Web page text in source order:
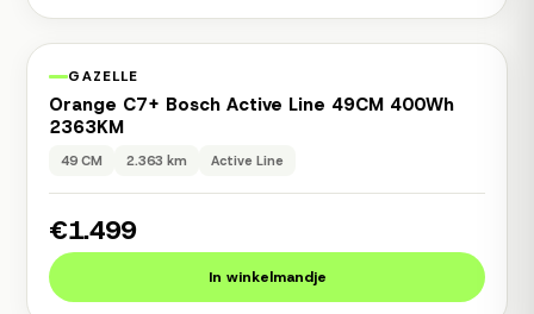
1 jaar garantie
GAZELLE
Orange C7+ Bosch Active Line 49CM 400Wh
2363KM
49 CM 2.363 km Active Line
€1.499
In winkelmandje